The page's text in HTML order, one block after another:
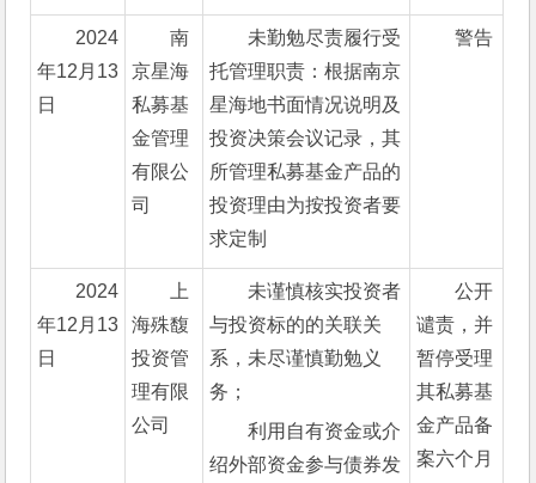
2024
年12月13
日
南
京星海
私募基
金管理
有限公
司
未勤勉尽责履行受
托管理职责：根据南京
星海地书面情况说明及
投资决策会议记录，其
所管理私募基金产品的
投资理由为按投资者要
求定制
警告
2024
年12月13
日
上
海殊馥
投资管
理有限
公司
未谨慎核实投资者
与投资标的的关联关
系，未尽谨慎勤勉义
务；
利用自有资金或介
绍外部资金参与债券发
公开
谴责，并
暂停受理
其私募基
金产品备
案六个月